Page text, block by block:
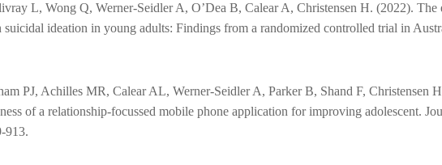
L, Wong Q, Werner-Seidler A, O’Dea B, Calear A, Christensen H. (2022). The
suicidal ideation in young adults: Findings from a randomized controlled trial in
PJ, Achilles MR, Calear AL, Werner-Seidler A, Parker B, Shand F, Christensen
of a relationship-focussed mobile phone application for improving adolescent.
913.